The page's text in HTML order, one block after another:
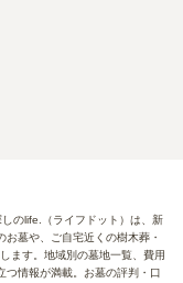
のlife.（ライフドット）は、新
墓や、ご自宅近くの樹木葬・
ます。地域別の墓地一覧、費用
つ情報が満載。お墓の評判・口